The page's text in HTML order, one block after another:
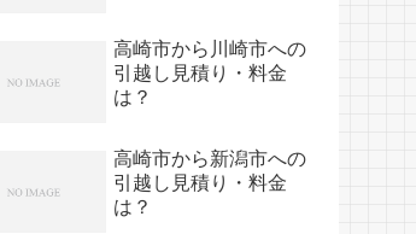
高崎市から川崎市への
引越し見積り・料金
は？
高崎市から新潟市への
引越し見積り・料金
は？